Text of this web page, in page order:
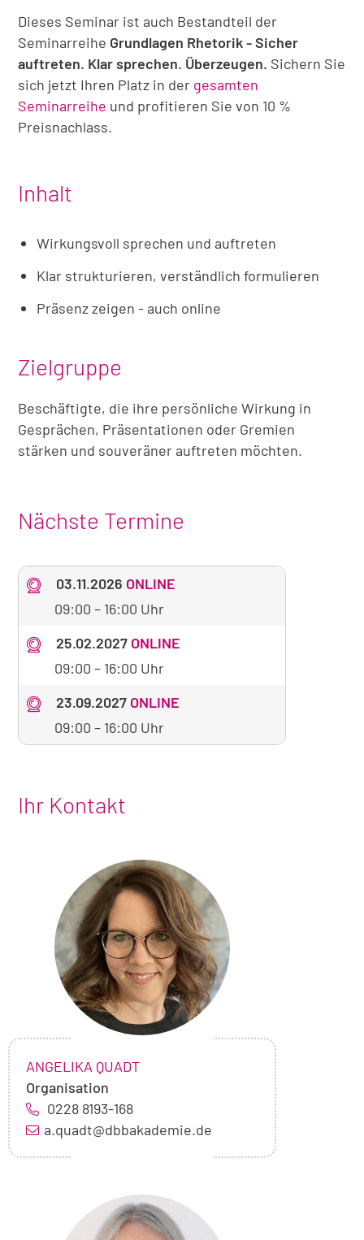
Dieses Seminar ist auch Bestandteil der
Seminarreihe Grundlagen Rhetorik - Sicher
auftreten. Klar sprechen. Überzeugen. Sichern Sie
sich jetzt Ihren Platz in der gesamten
Seminarreihe und profitieren Sie von 10 %
Preisnachlass.
Inhalt
Wirkungsvoll sprechen und auftreten
Klar strukturieren, verständlich formulieren
Präsenz zeigen - auch online
Zielgruppe
Beschäftigte, die ihre persönliche Wirkung in
Gesprächen, Präsentationen oder Gremien
stärken und souveräner auftreten möchten.
Nächste Termine
03.11.2026 ONLINE
09:00– 16:00 Uhr
25.02.2027 ONLINE
09:00– 16:00 Uhr
23.09.2027 ONLINE
09:00– 16:00 Uhr
Ihr Kontakt
Foto
von
Angelika
Quadt
NAME:
ANGELIKA QUADT,
Organisation
0228 8193-168
a.quadt@dbbakademie.de
Foto
von